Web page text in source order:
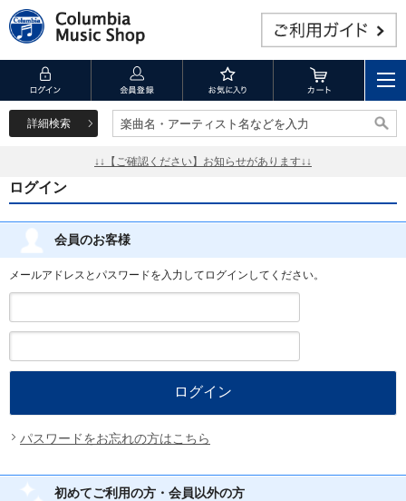
詳細検索 楽曲名・アーティスト名などを入力
楽曲名・アーティスト名などを入力
↓↓【ご確認ください】お知らせがあります↓↓
ログイン
会員のお客様
メールアドレスとパスワードを入力してログインしてください。
パスワードをお忘れの方はこちら
初めてご利用の方・会員以外の方